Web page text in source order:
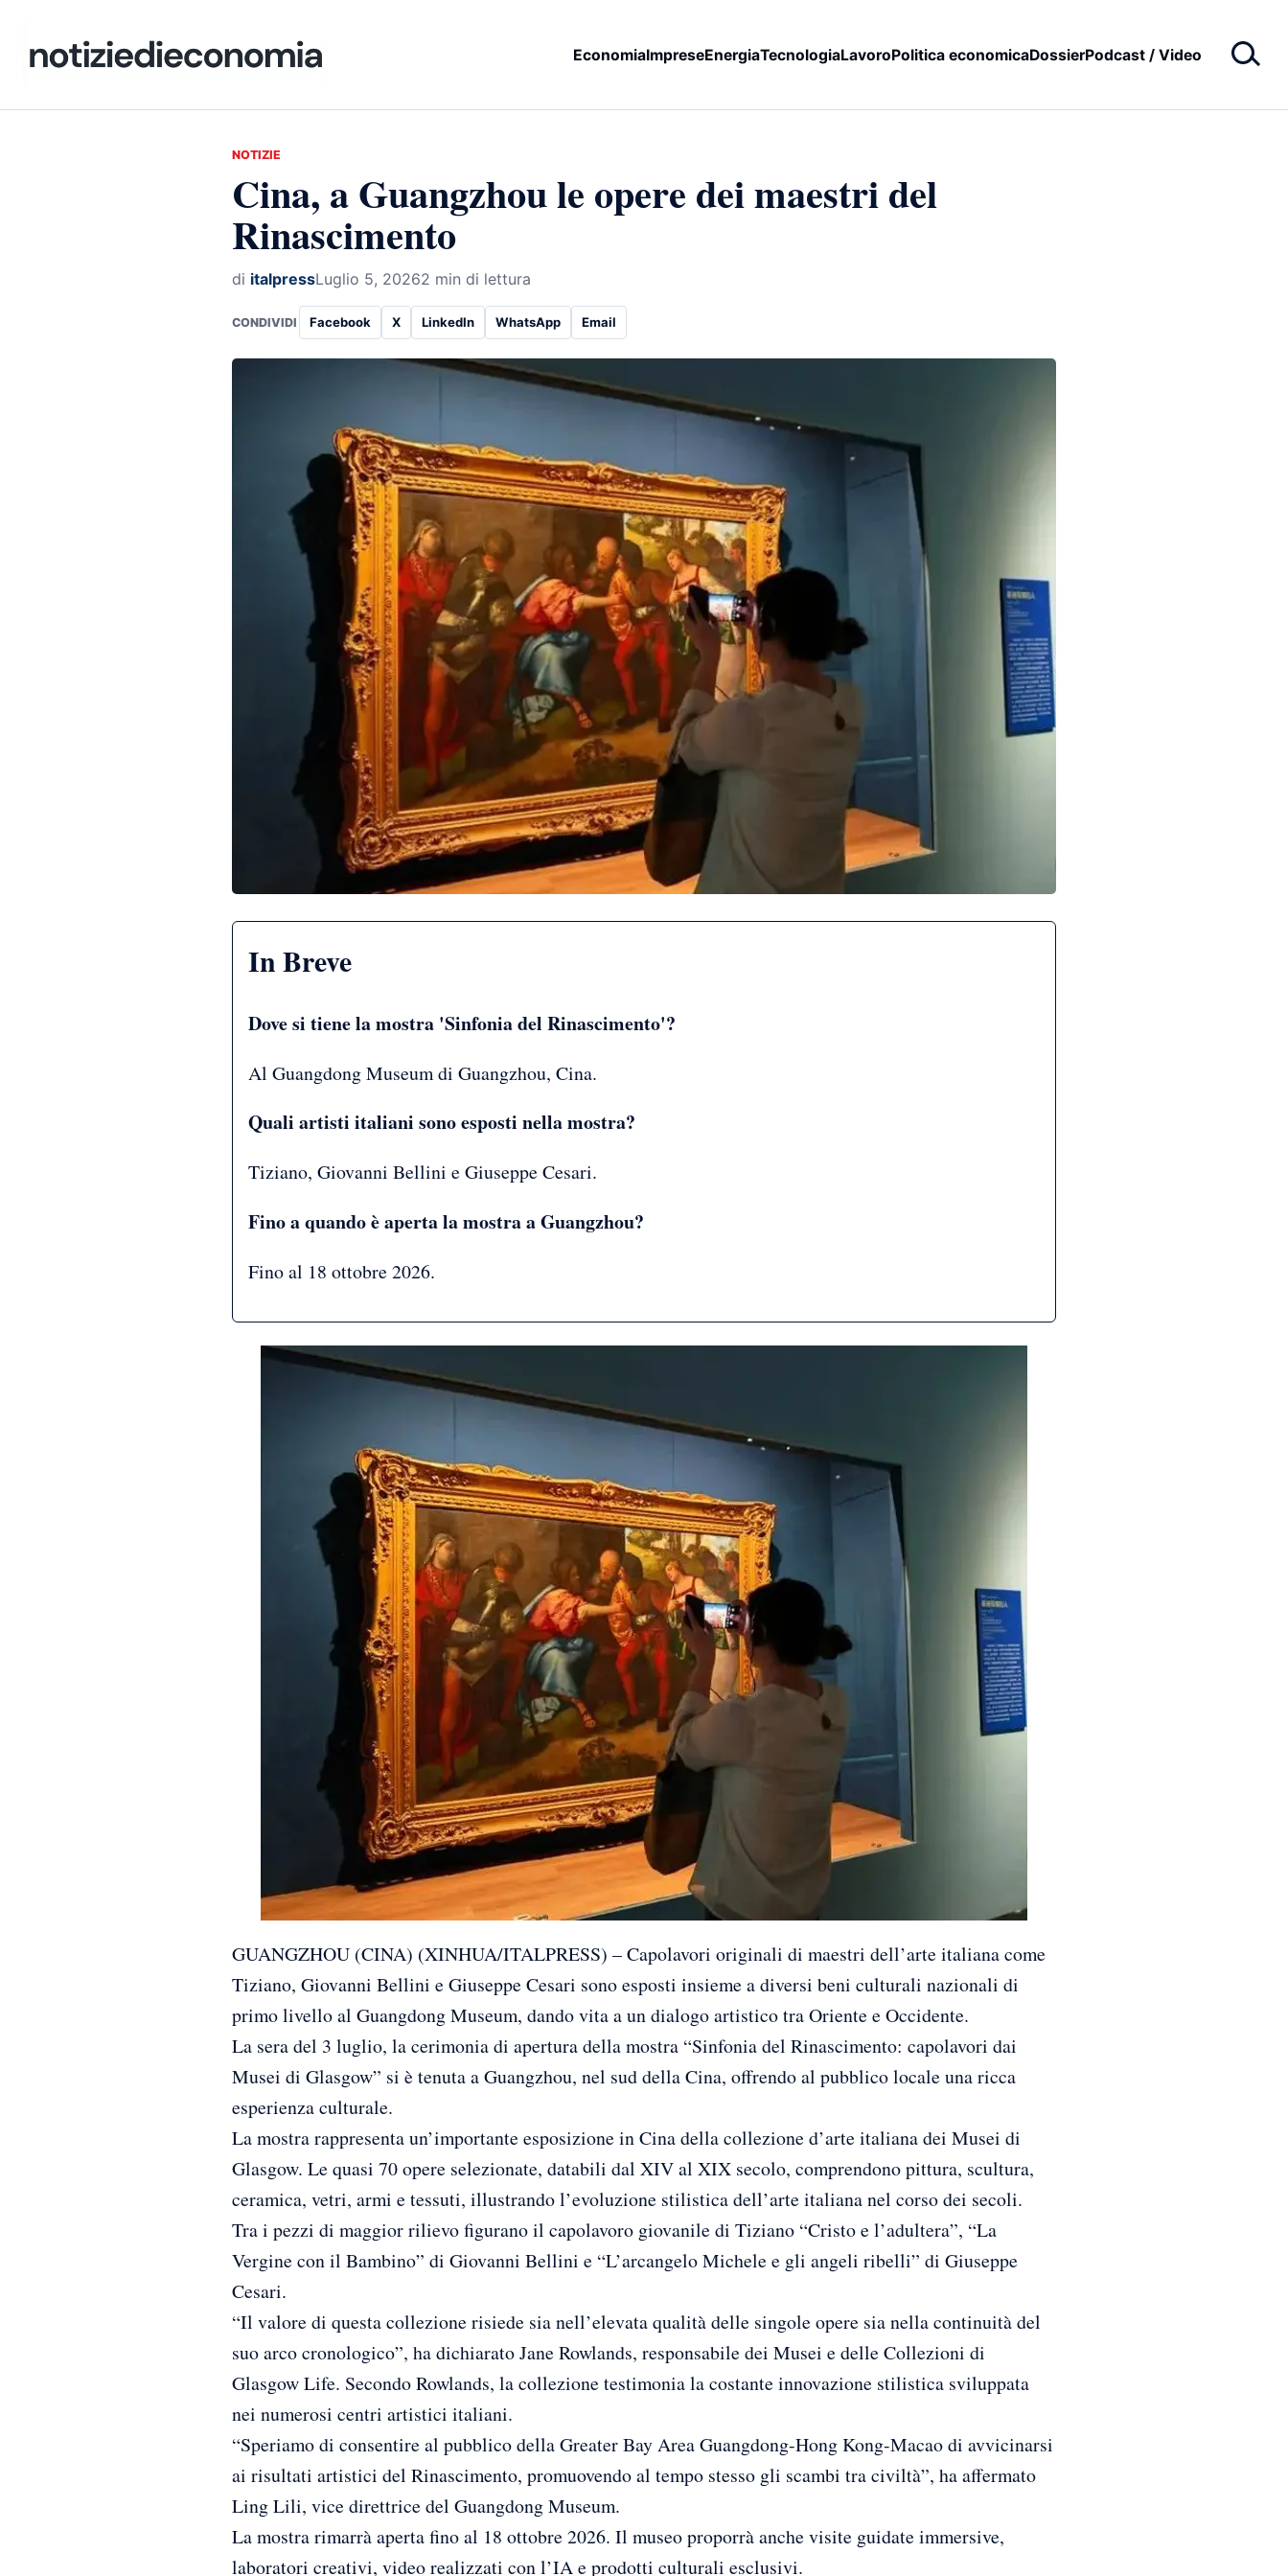
EconomiaImpreseEnergiaTecnologiaLavoroPolitica economicaDossierPodcast / Video
NOTIZIE
Cina, a Guangzhou le opere dei maestri del
Rinascimento
di italpressLuglio 5, 20262 min di lettura
CONDIVIDI Facebook X LinkedIn WhatsApp Email
In Breve
Dove si tiene la mostra 'Sinfonia del Rinascimento'?
Al Guangdong Museum di Guangzhou, Cina.
Quali artisti italiani sono esposti nella mostra?
Tiziano, Giovanni Bellini e Giuseppe Cesari.
Fino a quando è aperta la mostra a Guangzhou?
Fino al 18 ottobre 2026.
GUANGZHOU (CINA) (XINHUA/ITALPRESS) – Capolavori originali di maestri dell’arte italiana come
Tiziano, Giovanni Bellini e Giuseppe Cesari sono esposti insieme a diversi beni culturali nazionali di
primo livello al Guangdong Museum, dando vita a un dialogo artistico tra Oriente e Occidente.
La sera del 3 luglio, la cerimonia di apertura della mostra “Sinfonia del Rinascimento: capolavori dai
Musei di Glasgow” si è tenuta a Guangzhou, nel sud della Cina, offrendo al pubblico locale una ricca
esperienza culturale.
La mostra rappresenta un’importante esposizione in Cina della collezione d’arte italiana dei Musei di
Glasgow. Le quasi 70 opere selezionate, databili dal XIV al XIX secolo, comprendono pittura, scultura,
ceramica, vetri, armi e tessuti, illustrando l’evoluzione stilistica dell’arte italiana nel corso dei secoli.
Tra i pezzi di maggior rilievo figurano il capolavoro giovanile di Tiziano “Cristo e l’adultera”, “La
Vergine con il Bambino” di Giovanni Bellini e “L’arcangelo Michele e gli angeli ribelli” di Giuseppe
Cesari.
“Il valore di questa collezione risiede sia nell’elevata qualità delle singole opere sia nella continuità del
suo arco cronologico”, ha dichiarato Jane Rowlands, responsabile dei Musei e delle Collezioni di
Glasgow Life. Secondo Rowlands, la collezione testimonia la costante innovazione stilistica sviluppata
nei numerosi centri artistici italiani.
“Speriamo di consentire al pubblico della Greater Bay Area Guangdong-Hong Kong-Macao di avvicinarsi
ai risultati artistici del Rinascimento, promuovendo al tempo stesso gli scambi tra civiltà”, ha affermato
Ling Lili, vice direttrice del Guangdong Museum.
La mostra rimarrà aperta fino al 18 ottobre 2026. Il museo proporrà anche visite guidate immersive,
laboratori creativi, video realizzati con l’IA e prodotti culturali esclusivi.